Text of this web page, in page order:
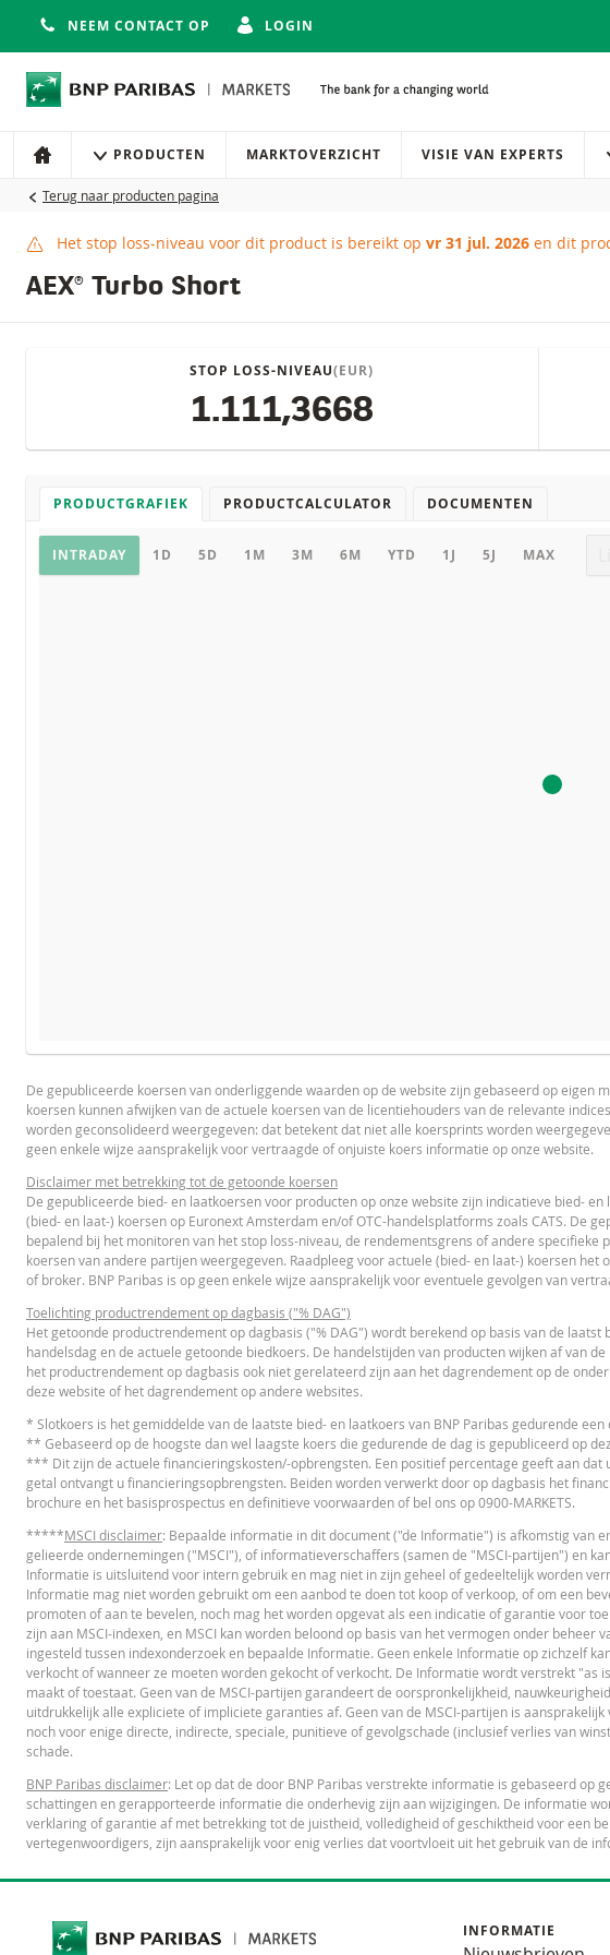
NEEM CONTACT OP LOGIN
Navigatie
Site navigatie
HOME PRODUCTEN MARKTOVERZICHT VISIE VAN EXPERTS
Terug naar producten pagina
Stop loss-niveau bereikt
Het stop loss-niveau voor dit product is bereikt op vr 31 jul. 2026 en dit
AEX® Turbo Short
STOP LOSS-NIVEAU(EUR)
1.111,3668
PRODUCTGRAFIEK PRODUCTCALCULATOR DOCUMENTEN
Productgrafiek
INTRADAY 1D 5D 1M 3M 6M YTD 1J 5J MAX
De calculator voor dit
PROSPECTUS
Prospectus (NL) URL
FINAL TERMS
Final Terms URL
ESSENTIËLE BELEGGERSINFORMATIEDOCUMENTATIE
Essentiële
Beleggersinformatiedocument (NL)
PDF
OVERIGE WETTELIJKE DOCUMENTEN
Notices URL
FINANCIEEL OVERZICHT
Financial Information URL
RECENTE KOERSINFORMATIE
PRODUCT PROJECTIONS
Some helper text for the product price projections, financial advice advised
UNDERLYING PRICE
De gepubliceerde koersen van onderliggende waarden op de website zijn gebaseerd op eigen
koersen kunnen afwijken van de actuele koersen van de licentiehouders van de relevante
worden geconsolideerd weergegeven: dat betekent dat niet alle koersprints worden
geen enkele wijze aansprakelijk voor vertraagde of onjuiste koers informatie op onze website.
Disclaimer met betrekking tot de getoonde koersen
De gepubliceerde bied- en laatkoersen voor producten op onze website zijn indicatieve bied-
(bied- en laat-) koersen op Euronext Amsterdam en/of OTC-handelsplatforms zoals CATS. De
bepalend bij het monitoren van het stop loss-niveau, de rendementsgrens of andere
koersen van andere partijen weergegeven. Raadpleeg voor actuele (bied- en laat-) koersen
of broker. BNP Paribas is op geen enkele wijze aansprakelijk voor eventuele gevolgen van
Toelichting productrendement op dagbasis ("% DAG")
Het getoonde productrendement op dagbasis ("% DAG") wordt berekend op basis van de
handelsdag en de actuele getoonde biedkoers. De handelstijden van producten wijken af van
het productrendement op dagbasis ook niet gerelateerd zijn aan het dagrendement op de
deze website of het dagrendement op andere websites.
* Slotkoers is het gemiddelde van de laatste bied- en laatkoers van BNP Paribas gedurende een
** Gebaseerd op de hoogste dan wel laagste koers die gedurende de dag is gepubliceerd op
*** Dit zijn de actuele financieringskosten/-opbrengsten. Een positief percentage geeft aan
getal ontvangt u financieringsopbrengsten. Beiden worden verwerkt door op dagbasis het
brochure en het basisprospectus en definitieve voorwaarden of bel ons op 0900-MARKETS.
*****MSCI disclaimer: Bepaalde informatie in dit document ("de Informatie") is afkomstig van
gelieerde ondernemingen ("MSCI"), of informatieverschaffers (samen de "MSCI-partijen") en
Informatie is uitsluitend voor intern gebruik en mag niet in zijn geheel of gedeeltelijk worden
Informatie mag niet worden gebruikt om een aanbod te doen tot koop of verkoop, of om een
promoten of aan te bevelen, noch mag het worden opgevat als een indicatie of garantie voor
zijn aan MSCI-indexen, en MSCI kan worden beloond op basis van het vermogen onder
ingesteld tussen indexonderzoek en bepaalde Informatie. Geen enkele Informatie op zichzelf
verkocht of wanneer ze moeten worden gekocht of verkocht. De Informatie wordt verstrekt
maakt of toestaat. Geen van de MSCI-partijen garandeert de oorspronkelijkheid,
uitdrukkelijk alle expliciete of impliciete garanties af. Geen van de MSCI-partijen is
noch voor enige directe, indirecte, speciale, punitieve of gevolgschade (inclusief verlies van
schade.
BNP Paribas disclaimer: Let op dat de door BNP Paribas verstrekte informatie is gebaseerd op
schattingen en gerapporteerde informatie die onderhevig zijn aan wijzigingen. De informatie
verklaring of garantie af met betrekking tot de juistheid, volledigheid of geschiktheid voor een
vertegenwoordigers, zijn aansprakelijk voor enig verlies dat voortvloeit uit het gebruik van de
INFORMATIE